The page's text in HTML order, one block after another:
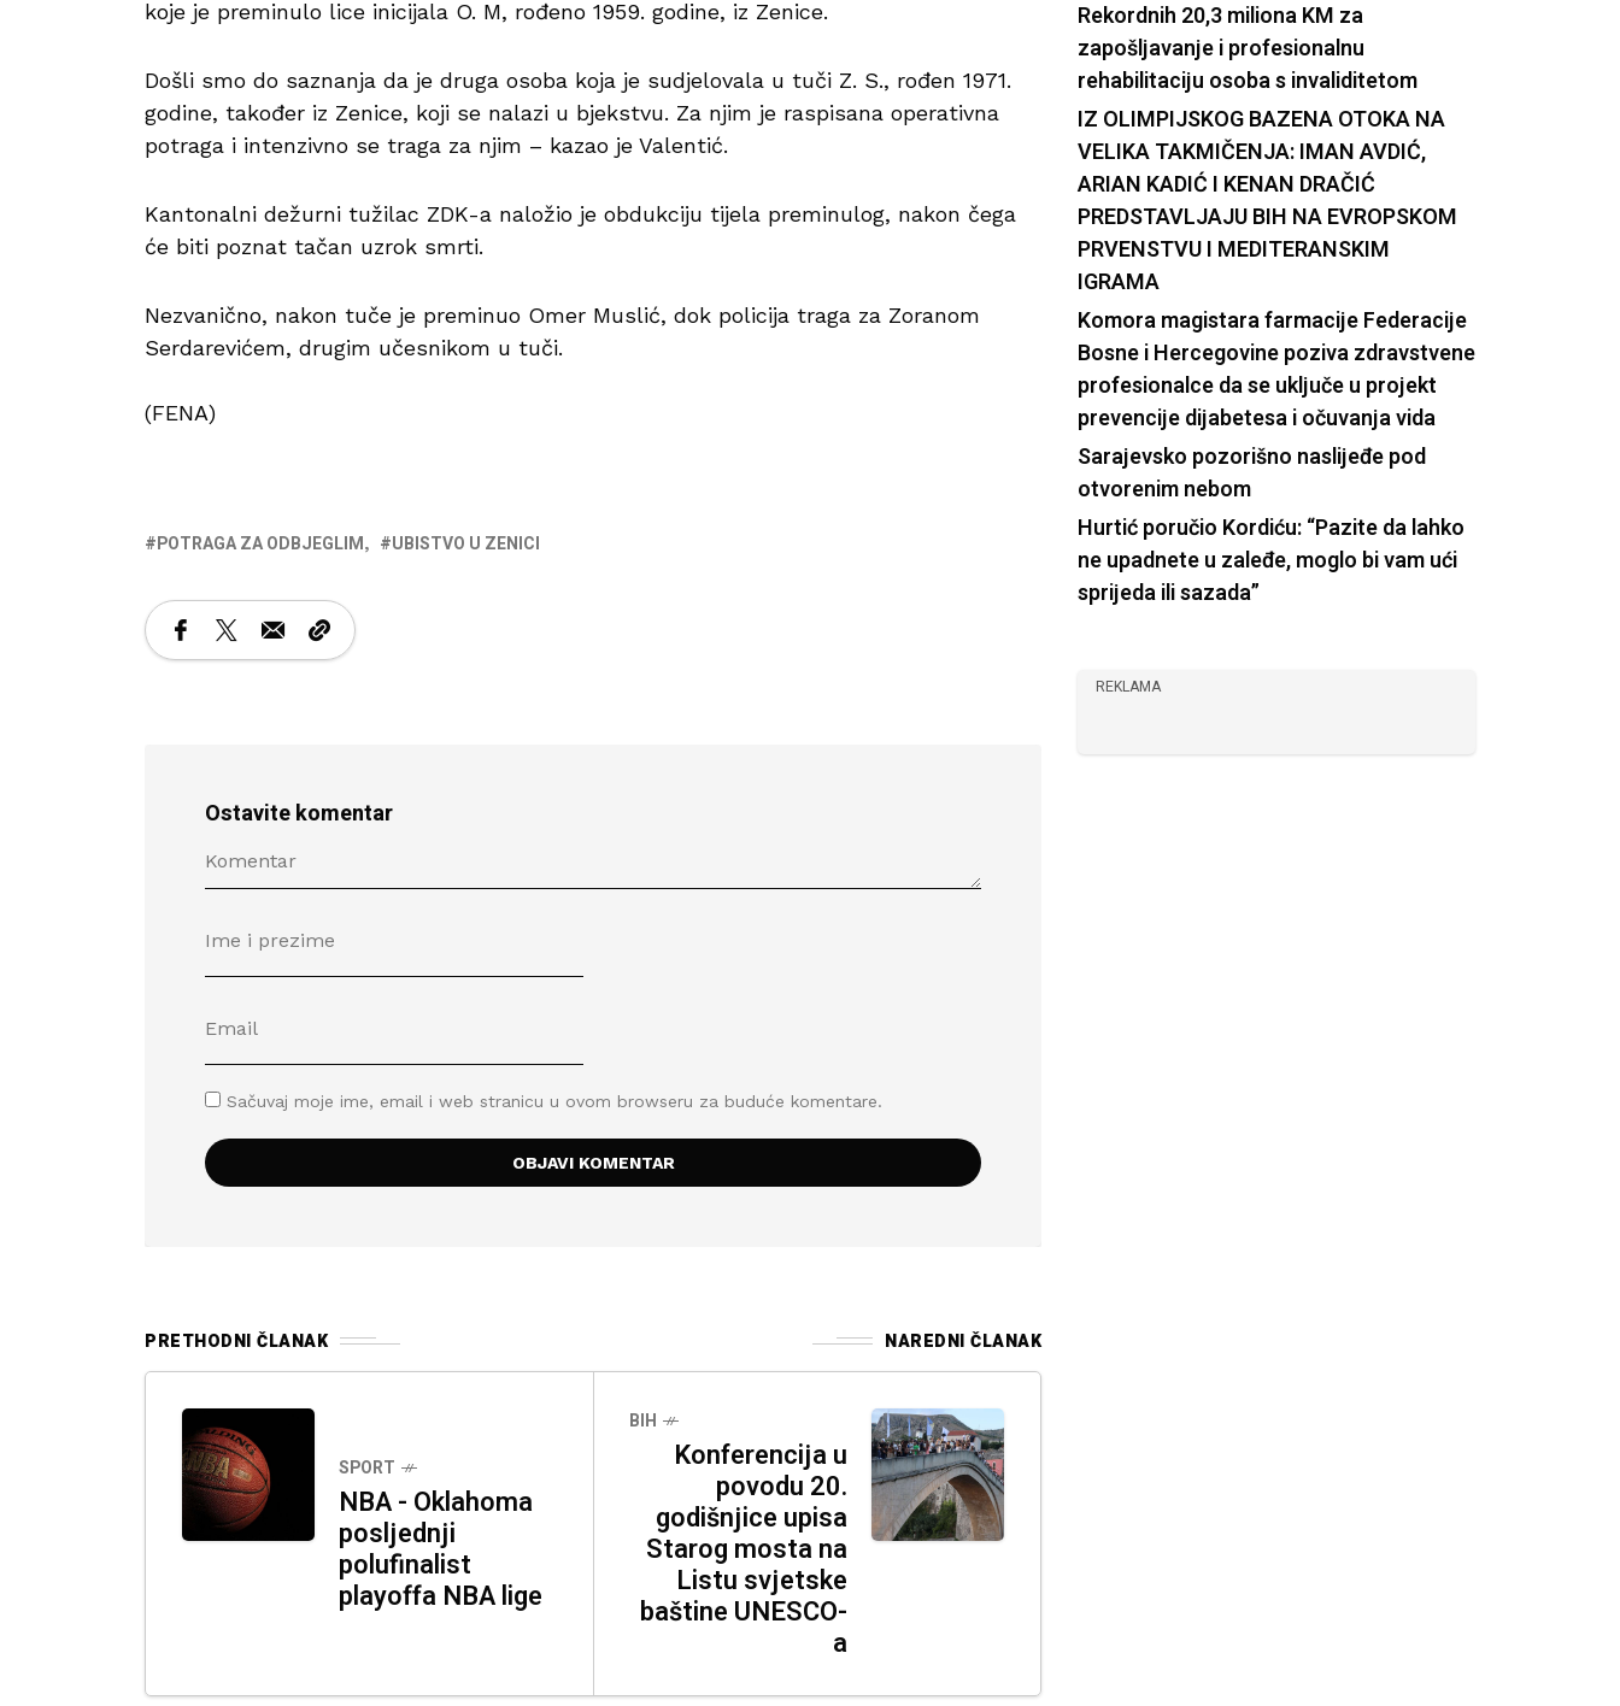
koje je preminulo lice inicijala O. M, rođeno 1959. godine, iz Zenice.
Došli smo do saznanja da je druga osoba koja je sudjelovala u tuči Z. S., rođen 1971.
godine, također iz Zenice, koji se nalazi u bjekstvu. Za njim je raspisana operativna
potraga i intenzivno se traga za njim – kazao je Valentić.
Kantonalni dežurni tužilac ZDK-a naložio je obdukciju tijela preminulog, nakon čega
će biti poznat tačan uzrok smrti.
Nezvanično, nakon tuče je preminuo Omer Muslić, dok policija traga za Zoranom
Serdarevićem, drugim učesnikom u tuči.
(FENA)
POTRAGA ZA ODBJEGLIM UBISTVO U ZENICI
Ostavite komentar
Sačuvaj moje ime, email i web stranicu u ovom browseru za buduće komentare.
PRETHODNI ČLANAK NAREDNI ČLANAK
SPORT
NBA - Oklahoma
posljednji
polufinalist
playoffa NBA lige
BIH
Konferencija u
povodu 20.
godišnjice upisa
Starog mosta na
Listu svjetske
baštine UNESCO-
a
Rekordnih 20,3 miliona KM za
zapošljavanje i profesionalnu
rehabilitaciju osoba s invaliditetom
IZ OLIMPIJSKOG BAZENA OTOKA NA
VELIKA TAKMIČENJA: IMAN AVDIĆ,
ARIAN KADIĆ I KENAN DRAČIĆ
PREDSTAVLJAJU BIH NA EVROPSKOM
PRVENSTVU I MEDITERANSKIM
IGRAMA
Komora magistara farmacije Federacije
Bosne i Hercegovine poziva zdravstvene
profesionalce da se uključe u projekt
prevencije dijabetesa i očuvanja vida
Sarajevsko pozorišno naslijeđe pod
otvorenim nebom
Hurtić poručio Kordiću: “Pazite da lahko
ne upadnete u zaleđe, moglo bi vam ući
sprijeda ili sazada”
REKLAMA